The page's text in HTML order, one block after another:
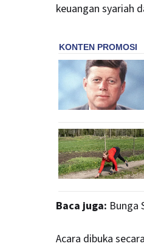
keuangan syariah
Baca juga: Bunga
Acara dibuka